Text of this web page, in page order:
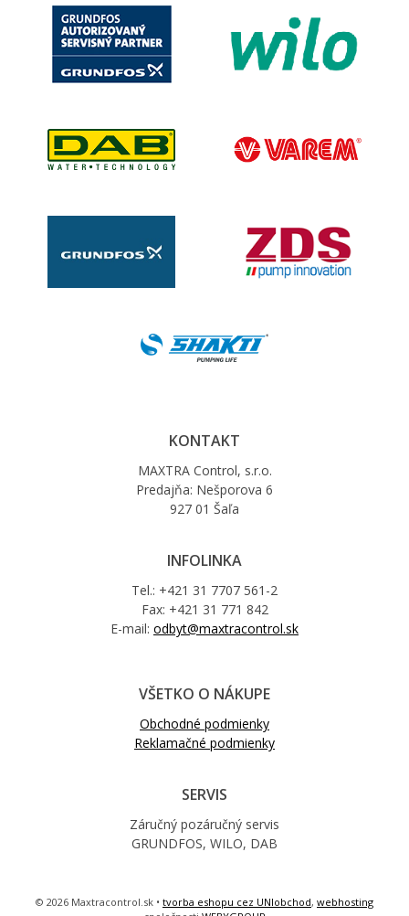
KONTAKT
MAXTRA Control, s.r.o.
Predajňa: Nešporova 6
927 01 Šaľa
INFOLINKA
Tel.: +421 31 7707 561-2
Fax: +421 31 771 842
E-mail: odbyt@maxtracontrol.sk
VŠETKO O NÁKUPE
Obchodné podmienky
Reklamačné podmienky
SERVIS
Záručný pozáručný servis
GRUNDFOS, WILO, DAB
© 2026 Maxtracontrol.sk • tvorba eshopu cez UNIobchod, webhosting